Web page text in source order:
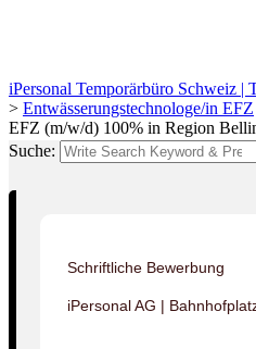
iPersonal Temporärbüro Schweiz |
> Entwässerungstechnologe/in EFZ
EFZ (m/w/d) 100% in Region
Suche:
Schriftliche Bewerbung
iPersonal AG |